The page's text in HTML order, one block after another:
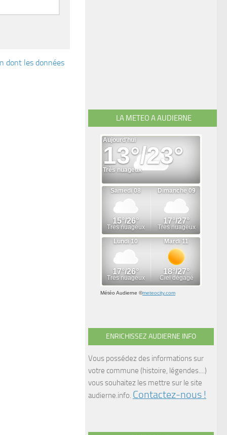
dont les données
LA METEO A AUDIERNE
Météo Audierne ©meteocity.com
ENRICHISSEZ AUDIERNE INFO
Vous possédez des informations sur
votre commune (histoire, légendes....)
vous souhaitez les mettre sur le site
audierne.info. Contactez-nous !